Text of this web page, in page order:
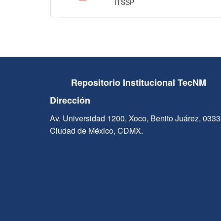
Repositorio Institucional TecNM
Dirección
Av. Universidad 1200, Xoco, Benito Juárez,
Ciudad de México, CDMX.